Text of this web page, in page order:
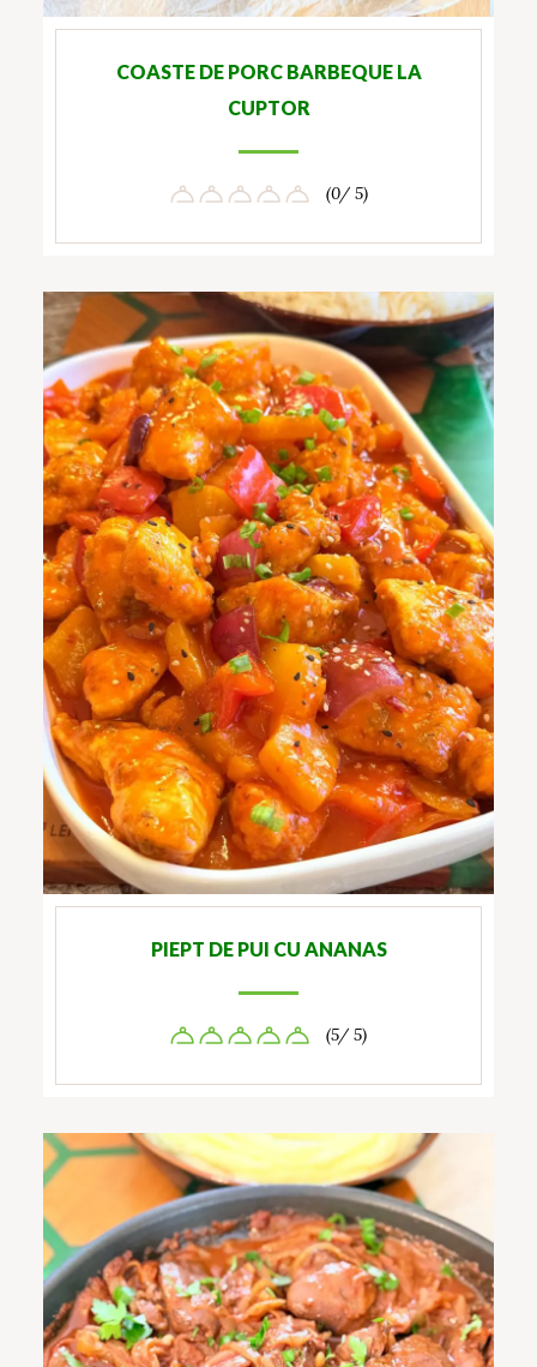
COASTE DE PORC BARBEQUE LA
CUPTOR
(0/ 5)
PIEPT DE PUI CU ANANAS
(5/ 5)